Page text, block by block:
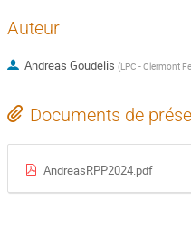
Auteur
Andreas Goudelis (LPC - Clermont
Documents de
AndreasRPP2024.pdf